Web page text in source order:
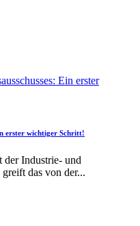
erster wichtiger Schritt!
Industrie- und
das von der...